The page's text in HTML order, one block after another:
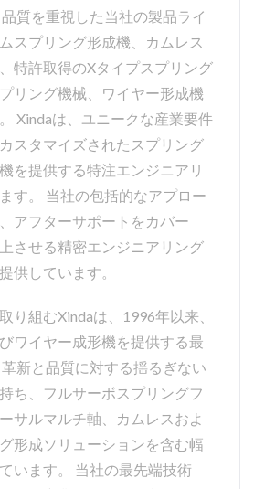
質を重視した当社の製品ライ
スプリング形成機、カムレス
特許取得のXタイプスプリング
リング機械、ワイヤー形成機
Xindaは、ユニークな産業要件
スタマイズされたスプリング
を提供する特注エンジニアリ
す。 当社の包括的なアプロー
アフターサポートをカバー
させる精密エンジニアリング
供しています。
り組むXindaは、1996年以来、
ワイヤー成形機を提供する最
新と品質に対する揺るぎない
ち、フルサーボスプリングフ
サルマルチ軸、カムレスおよ
形成ソリューションを含む幅
います。 当社の最先端技術